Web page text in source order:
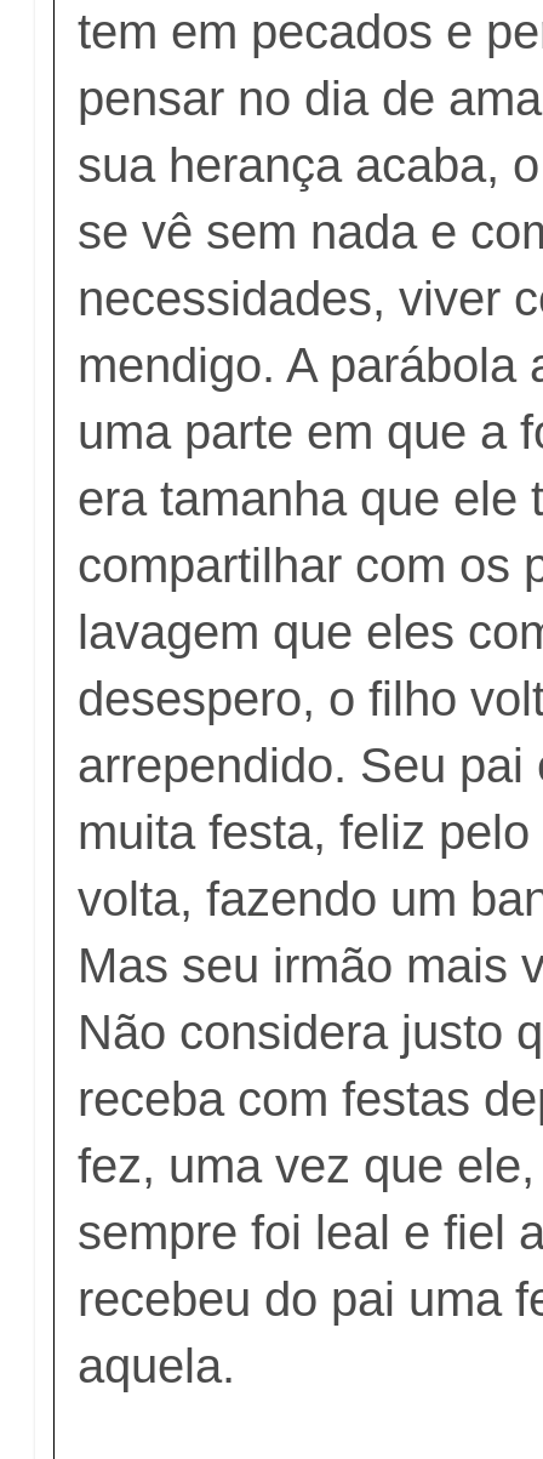
tem em pecados e
pensar no dia de
sua herança acaba,
se vê sem nada e
necessidades, viver
mendigo. A parábola
uma parte em que a
era tamanha que ele
compartilhar com os
lavagem que eles
desespero, o filho
arrependido. Seu pai
muita festa, feliz
volta, fazendo um
Mas seu irmão mais
Não considera justo
receba com festas
fez, uma vez que
sempre foi leal e fiel
recebeu do pai uma
aquela.